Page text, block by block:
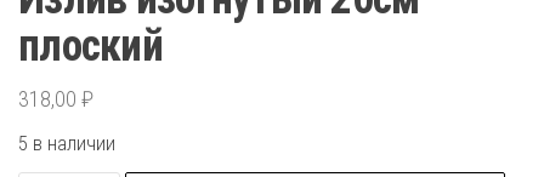
плоский
318,00 ₽
5 в наличии